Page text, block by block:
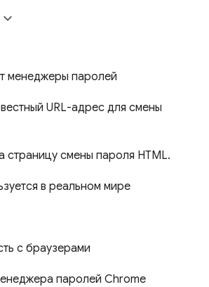
менеджеры паролей
URL-адрес для смены
страницу смены пароля HTML.
в реальном мире
с браузерами
паролей Chrome